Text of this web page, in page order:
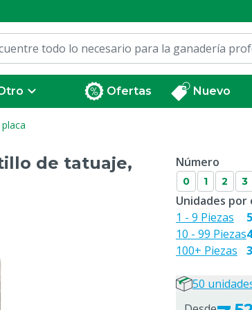
Ofertas Nuevo
de tatuaje, Número
0 1 2 3
Unidades por
1 - 9 Piezas
10 - 99 Piezas
100+ Piezas
50